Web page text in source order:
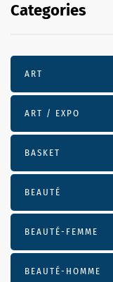
Categories
ART
ART / EXPO
BASKET
BEAUTÉ
BEAUTÉ-FEMME
BEAUTÉ-HOMME